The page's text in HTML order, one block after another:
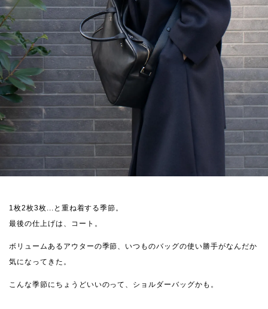
1枚2枚3枚...と重ね着する季節。
最後の仕上げは、コート。
ボリュームあるアウターの季節、いつものバッグの使い勝手がなんだか
気になってきた。
こんな季節にちょうどいいのって、ショルダーバッグかも。